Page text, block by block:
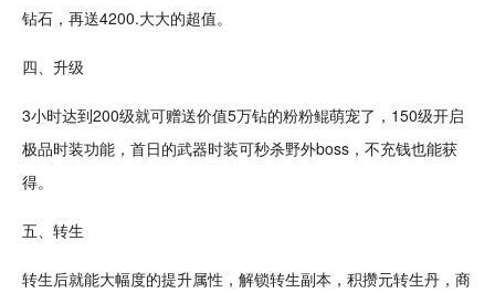
钻石，再送4200.大大的超值。
四、 升级
3小时达到200级就可赠送价值5万钻的粉粉鲲萌宠了，150级开启
极品时装功能，首日的武器时装可秒杀野外boss，不充钱也能获
得。
五、 转生
转生后就能大幅度的提升属性， 解锁转生副本，积攒元转生丹，商